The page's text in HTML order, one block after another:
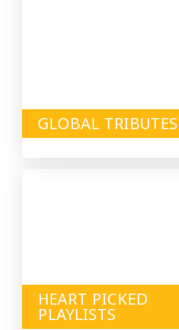
GLOBAL TRIBUTES
HEART PICKED
PLAYLISTS